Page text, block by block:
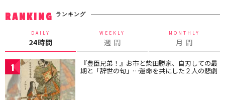
RANKING ランキング
DAILY
24時間
WEEKLY
週 間
MONTHLY
月 間
1 『豊臣兄弟！』お市と柴田勝家、自刃しての最
期と「辞世の句」…運命を共にした２人の悲劇